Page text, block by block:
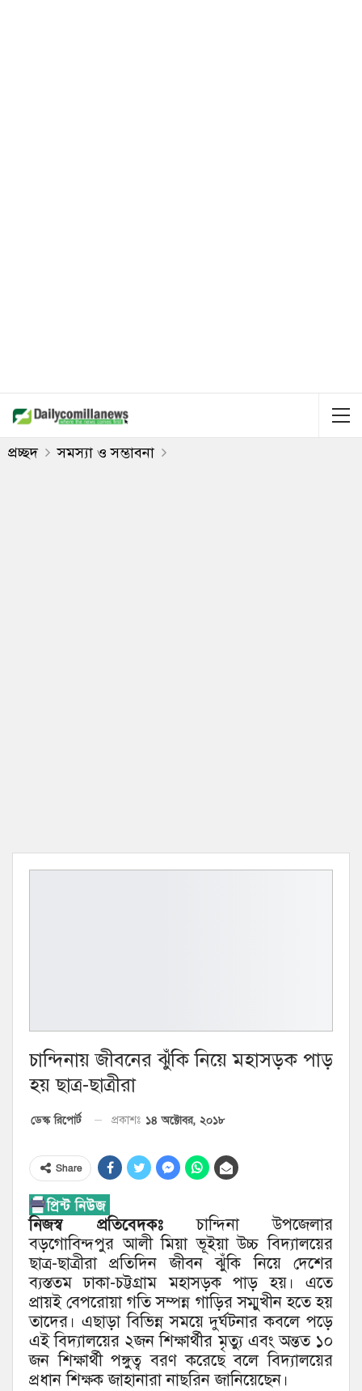
প্রচ্ছদ সমস্যা ও সম্ভাবনা
চান্দিনায় জীবনের ঝুঁকি নিয়ে মহাসড়ক পাড়
হয় ছাত্র-ছাত্রীরা
ডেস্ক রিপোর্ট প্রকাশঃ ১৪ অক্টোবর, ২০১৮
Share
নিজস্ব প্রতিবেদকঃ চান্দিনা উপজেলার
বড়গোবিন্দপুর আলী মিয়া ভূইয়া উচ্চ বিদ্যালয়ের
ছাত্র-ছাত্রীরা প্রতিদিন জীবন ঝুঁকি নিয়ে দেশের
ব্যস্ততম ঢাকা-চট্টগ্রাম মহাসড়ক পাড় হয়। এতে
প্রায়ই বেপরোয়া গতি সম্পন্ন গাড়ির সম্মুখীন হতে হয়
তাদের। এছাড়া বিভিন্ন সময়ে দুর্ঘটনার কবলে পড়ে
এই বিদ্যালয়ের ২জন শিক্ষার্থীর মৃত্যু এবং অন্তত ১০
জন শিক্ষার্থী পঙ্গুত্ব বরণ করেছে বলে বিদ্যালয়ের
প্রধান শিক্ষক জাহানারা নাছরিন জানিয়েছেন।